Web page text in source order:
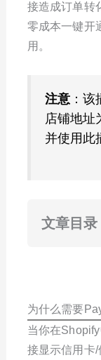
接造成订单转
零成本一键开
用。
注意 ：
店铺地址
并使用此
文章目录
为什么需要
当你在
接显示信用卡/